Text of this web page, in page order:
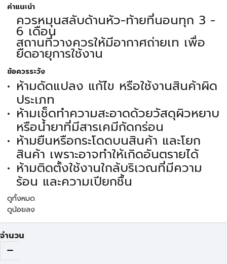
คำแนะนำ
ควรหมุนสลับด้านหัว-ท้ายที่นอนทุก 3 -
6 เดือน
สถานที่วางควรให้มีอากาศถ่ายเท เพื่อ
ยืดอายุการใช้งาน
ข้อควรระวัง
ห้ามดัดแปลง แก้ไข หรือใช้งานสินค้าผิด
ประเภท
ห้ามเช็ดทำความสะอาดด้วยวัสดุผิวหยาบ
หรือน้ำยาที่มีสารเคมีกัดกร่อน
ห้ามยืนหรือกระโดดบนสินค้า และโยก
สินค้า เพราะอาจทำให้เกิดอันตรายได้
ห้ามติดตั้งใช้งานใกล้บริเวณที่มีความ
ร้อน และความเปียกชื้น
ดูทั้งหมด
ดูน้อยลง
จำนวน